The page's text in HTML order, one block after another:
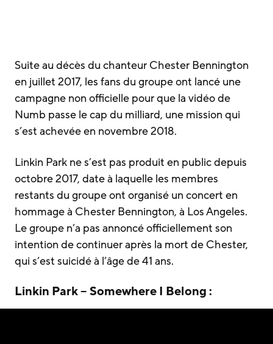
Suite au décès du chanteur Chester Bennington
en juillet 2017, les fans du groupe ont lancé une
campagne non officielle pour que la vidéo de
Numb passe le cap du milliard, une mission qui
s’est achevée en novembre 2018.
Linkin Park ne s’est pas produit en public depuis
octobre 2017, date à laquelle les membres
restants du groupe ont organisé un concert en
hommage à Chester Bennington, à Los Angeles.
Le groupe n’a pas annoncé officiellement son
intention de continuer après la mort de Chester,
qui s’est suicidé à l’âge de 41 ans.
Linkin Park – Somewhere I Belong :